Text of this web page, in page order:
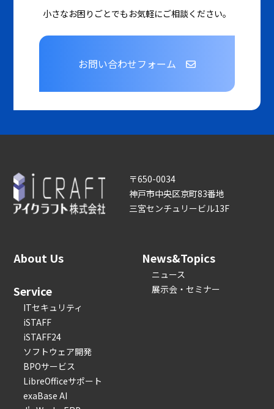
小さなお困りごとでもお気軽にご相談ください。
お問い合わせフォーム
〒650-0034
神戸市中央区京町83番地
三宮センチュリービル13F
About Us
Service
ITセキュリティ
iSTAFF
iSTAFF24
ソフトウェア開発
BPOサービス
LibreOfficeサポート
exaBase AI
News&Topics
ニュース
展示会・セミナー